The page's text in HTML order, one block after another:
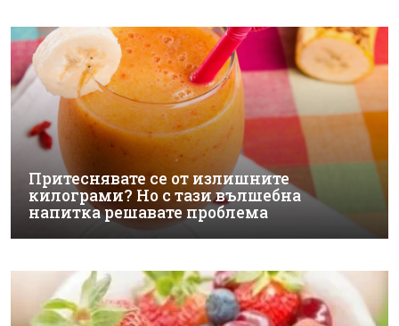
Притеснявате се от излишните
килограми? Но с тази вълшебна
напитка решавате проблема